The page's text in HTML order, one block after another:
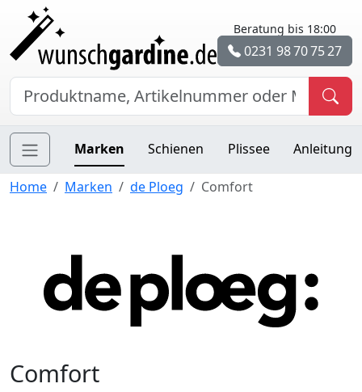
Beratung bis 18:00
0231 98 70 75 27
Marken Schienen Plissee Anleitung
Home Marken de Ploeg Comfort
Comfort